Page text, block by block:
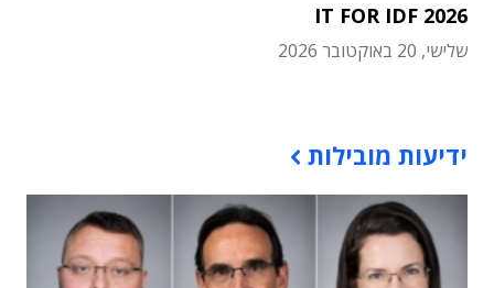
IT FOR IDF 2026
שלישי, 20 באוקטובר 2026
ידיעות מובילות